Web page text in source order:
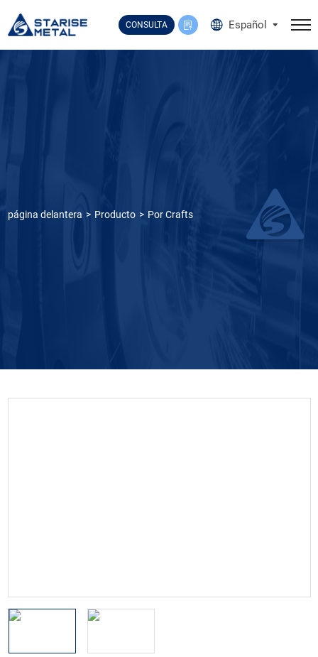
CONSULTA Español
Select Language▼
página delantera Producto Por Crafts